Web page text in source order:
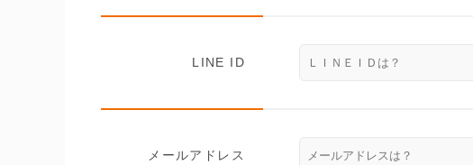
LINE ID
メールアドレス